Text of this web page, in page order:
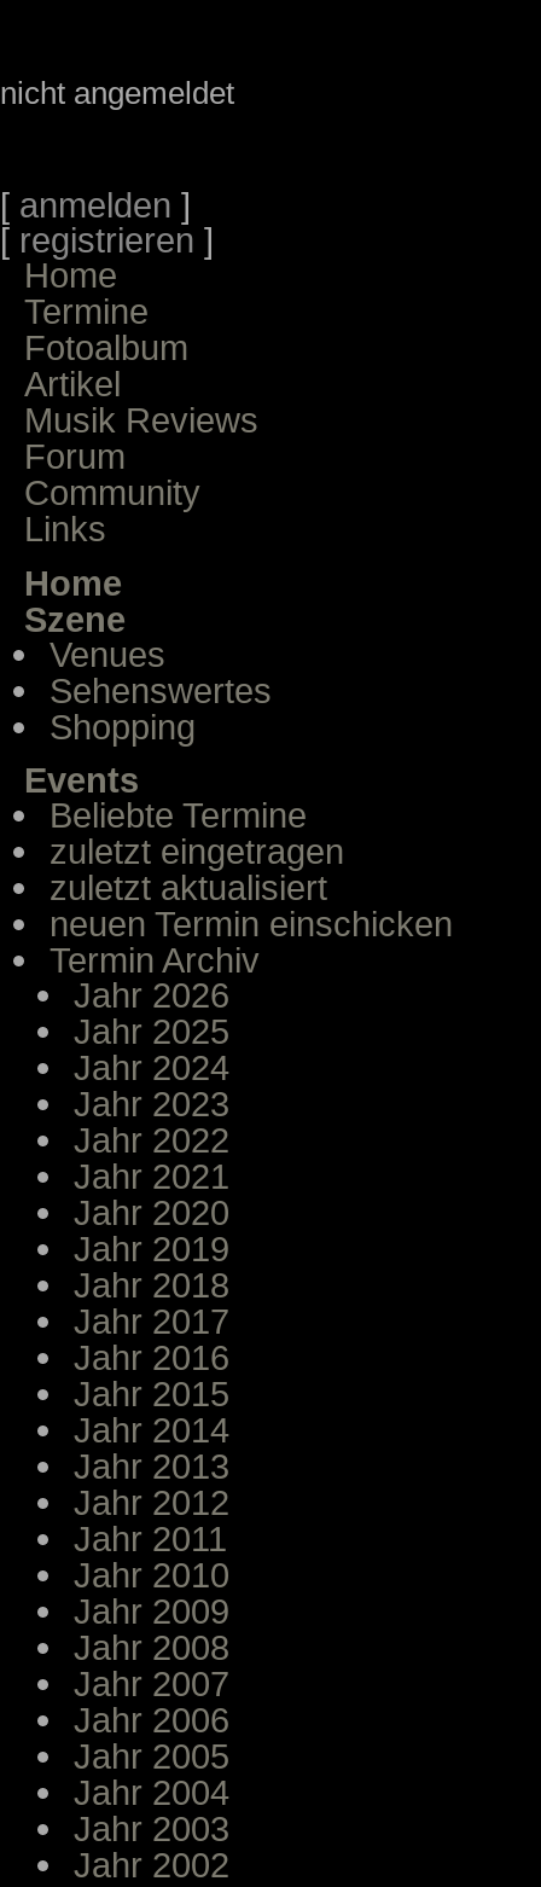
nicht angemeldet
[ anmelden ]
[ registrieren ]
Home
Termine
Fotoalbum
Artikel
Musik Reviews
Forum
Community
Links
Home
Szene
Venues
Sehenswertes
Shopping
Events
Beliebte Termine
zuletzt eingetragen
zuletzt aktualisiert
neuen Termin einschicken
Termin Archiv
Jahr 2026
Jahr 2025
Jahr 2024
Jahr 2023
Jahr 2022
Jahr 2021
Jahr 2020
Jahr 2019
Jahr 2018
Jahr 2017
Jahr 2016
Jahr 2015
Jahr 2014
Jahr 2013
Jahr 2012
Jahr 2011
Jahr 2010
Jahr 2009
Jahr 2008
Jahr 2007
Jahr 2006
Jahr 2005
Jahr 2004
Jahr 2003
Jahr 2002